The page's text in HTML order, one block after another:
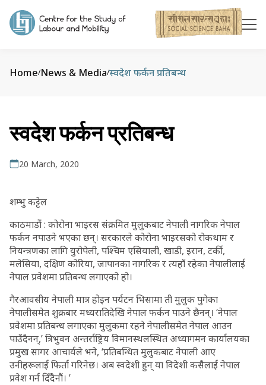
Home/News & Media/स्वदेश फर्कन प्रतिबन्ध
स्वदेश फर्कन प्रतिबन्ध
20 March, 2020
शम्भु कट्टेल
काठमाडौं : कोरोना भाइरस संक्रमित मुलुकबाट नेपाली नागरिक नेपाल
फर्कन नपाउने भएका छन्। सरकारले कोरोना भाइरसको रोकथाम र
नियन्त्रणका लागि युरोपेली, पश्चिम एसियाली, खाडी, इरान, टर्की,
मलेसिया, दक्षिण कोरिया, जापानका नागरिक र त्यहाँ रहेका नेपालीलाई
नेपाल प्रवेशमा प्रतिबन्ध लगाएको हो।
गैरआवसीय नेपाली मात्र होइन पर्यटन भिसामा ती मुलुक पुगेका
नेपालीसमेत शुक्रबार मध्यरातिदेखि नेपाल फर्कन पाउने छैनन्। ‘नेपाल
प्रवेशमा प्रतिबन्ध लगाएका मुलुकमा रहने नेपालीसमेत नेपाल आउन
पाउँदैनन्,’ त्रिभुवन अन्तर्राष्ट्रिय विमानस्थलस्थित अध्यागमन कार्यालयका
प्रमुख सागर आचार्यले भने, ‘प्रतिबन्धित मुलुकबाट नेपाली आए
उनीहरूलाई फिर्ता गरिनेछ। अब स्वदेशी हुन् या विदेशी कसैलाई नेपाल
प्रवेश गर्न दिँदैनौं। ’